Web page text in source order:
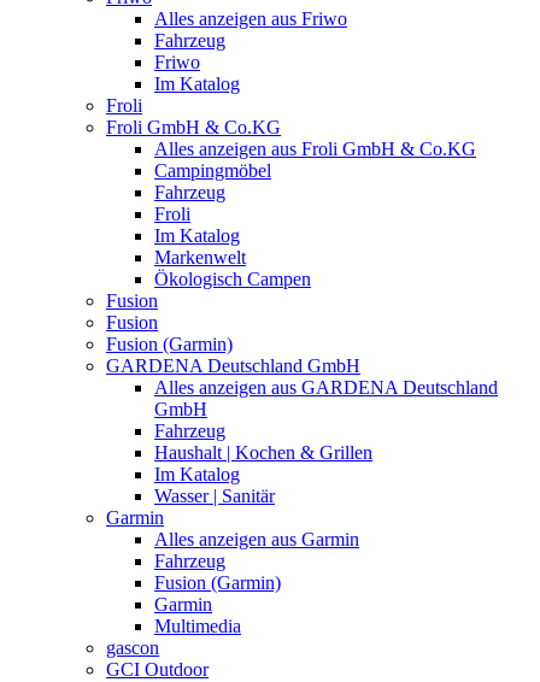
Alles anzeigen aus Friwo
Fahrzeug
Friwo
Im Katalog
Froli
Froli GmbH & Co.KG
Alles anzeigen aus Froli GmbH & Co.KG
Campingmöbel
Fahrzeug
Froli
Im Katalog
Markenwelt
Ökologisch Campen
Fusion
Fusion
Fusion (Garmin)
GARDENA Deutschland GmbH
Alles anzeigen aus GARDENA Deutschland
GmbH
Fahrzeug
Haushalt | Kochen & Grillen
Im Katalog
Wasser | Sanitär
Garmin
Alles anzeigen aus Garmin
Fahrzeug
Fusion (Garmin)
Garmin
Multimedia
gascon
GCI Outdoor